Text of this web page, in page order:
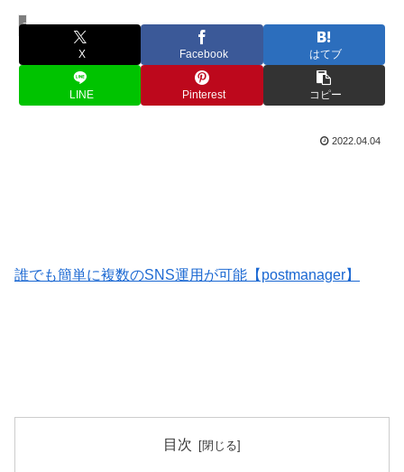
マネー・資産・副業
X Facebook はてブ
LINE Pinterest コピー
2022.04.04
誰でも簡単に複数のSNS運用が可能【postmanager】
目次